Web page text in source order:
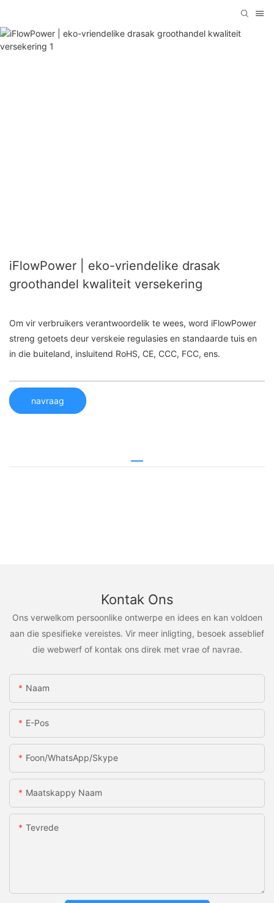
iFlowPower | eko-vriendelike drasak
groothandel kwaliteit versekering
Om vir verbruikers verantwoordelik te wees, word iFlowPower
streng getoets deur verskeie regulasies en standaarde tuis en
in die buiteland, insluitend RoHS, CE, CCC, FCC, ens.
navraag
Kontak Ons
Ons verwelkom persoonlike ontwerpe en idees en kan voldoen
aan die spesifieke vereistes. Vir meer inligting, besoek asseblief
die webwerf of kontak ons ​​direk met vrae of navrae.
Naam
E-Pos
Foon/WhatsApp/Skype
Maatskappy Naam
Tevrede